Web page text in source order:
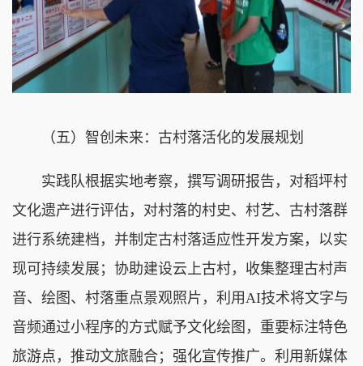
（五）智创未来：古村落活化的发展规划
实践队根据实地考察，撰写调研报告，对稻坪村
文化遗产进行评估，对村落的村史、村艺、古村落群
进行系统建档，并制定古村落适应性开发方案，以实
现可持续发展；协助建设云上古村，收集整理古村声
音、绘图、村落重点景观照片，利用AI技术将文字与
音频通过小程序的方式赋予文化绘图，重要标注特色
旅游点，推动文旅融合；强化宣传推广。利用新媒体